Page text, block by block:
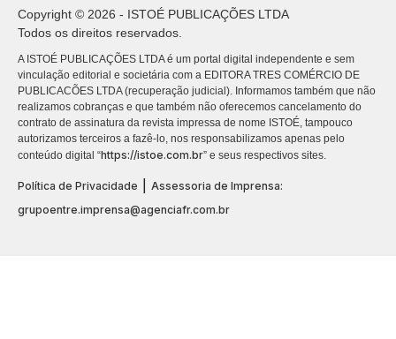
Copyright © 2026 - ISTOÉ PUBLICAÇÕES LTDA
Todos os direitos reservados.
A ISTOÉ PUBLICAÇÕES LTDA é um portal digital independente e sem
vinculação editorial e societária com a EDITORA TRES COMÉRCIO DE
PUBLICACÕES LTDA (recuperação judicial). Informamos também que não
realizamos cobranças e que também não oferecemos cancelamento do
contrato de assinatura da revista impressa de nome ISTOÉ, tampouco
autorizamos terceiros a fazê-lo, nos responsabilizamos apenas pelo
conteúdo digital “https://istoe.com.br” e seus respectivos sites.
Política de Privacidade
Assessoria de Imprensa:
grupoentre.imprensa@agenciafr.com.br